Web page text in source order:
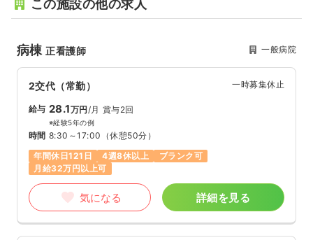
この施設の他の求人
病棟正看護師 一般病院
2交代（常勤） 一時募集休止
給与 28.1万円 /月 賞与2回
※経験5年の例
時間 8:30～17:00 （休憩50分）
年間休日121日
4週8休以上
ブランク可
月給32万円以上可
気になる 詳細を見る